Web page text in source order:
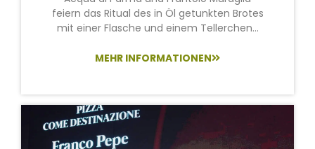
feiern das Ritual des in Öl getunkten Brotes
mit einer Flasche und einem Tellerchen...
MEHR INFORMATIONEN